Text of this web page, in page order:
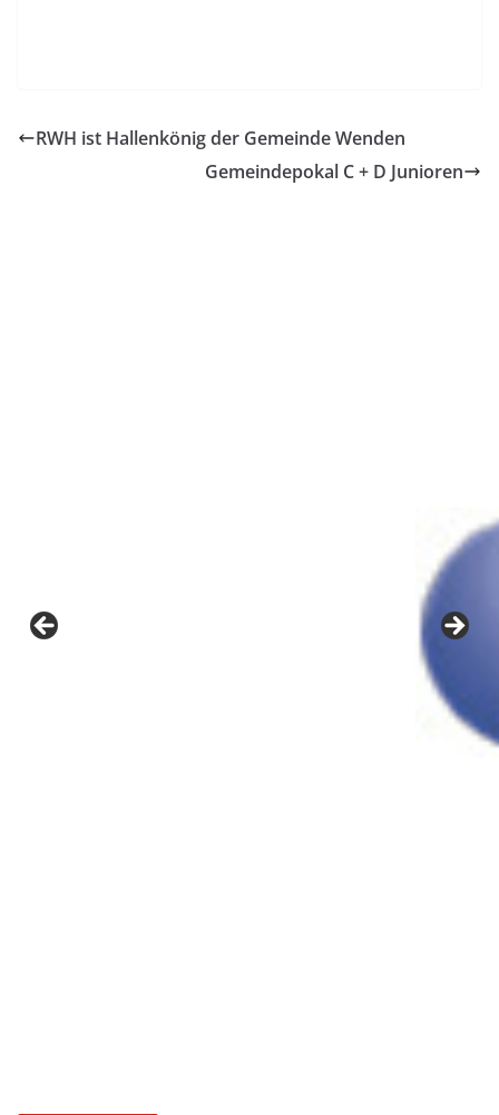
RWH ist Hallenkönig der Gemeinde Wenden
Gemeindepokal C + D Junioren